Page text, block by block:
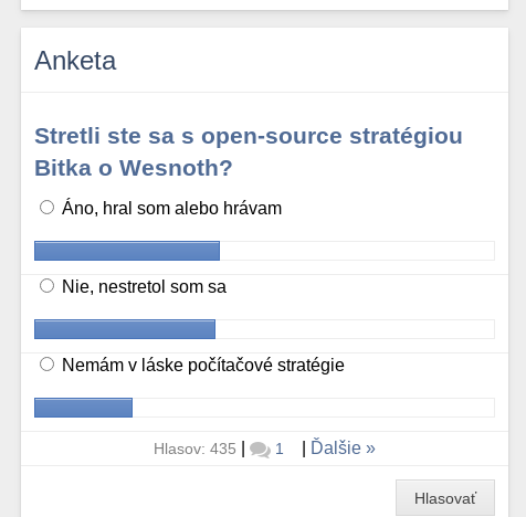
Anketa
Stretli ste sa s open-source stratégiou
Bitka o Wesnoth?
Áno, hral som alebo hrávam
Nie, nestretol som sa
Nemám v láske počítačové stratégie
Hlasov: 435 | 1 Ďalšie
Hlasovať